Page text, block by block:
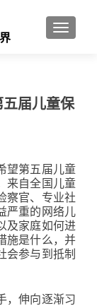
切换导
届儿童保
望第五届儿童
来自全国儿童
察官、专业社
严重的网络儿
及家庭如何进
施是什么，并
会参与到抵制
，伸向逐渐习